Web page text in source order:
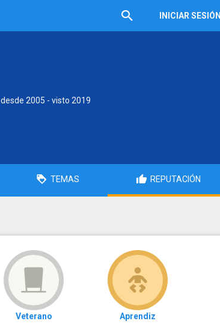
INICIAR SESIÓN
desde 2005 - visto 2019
TEMAS REPUTACIÓN
Veterano Aprendiz